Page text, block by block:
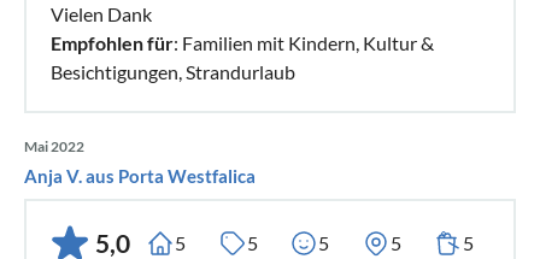
Vielen Dank
Empfohlen für: Familien mit Kindern, Kultur &
Besichtigungen, Strandurlaub
Mai 2022
Anja V. aus Porta Westfalica
5,0 5 5 5 5 5